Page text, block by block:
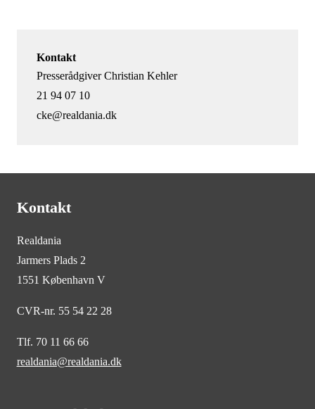
Kontakt
Presserådgiver Christian Kehler
21 94 07 10
cke@realdania.dk
Kontakt
Realdania
Jarmers Plads 2
1551 København V
CVR-nr. 55 54 22 28
Tlf. 70 11 66 66
realdania@realdania.dk